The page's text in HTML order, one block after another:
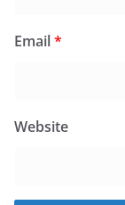
Email*
Website